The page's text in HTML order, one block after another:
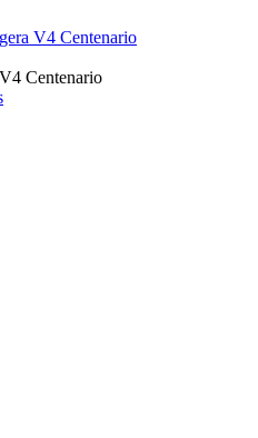
V4 Centenario
Centenario